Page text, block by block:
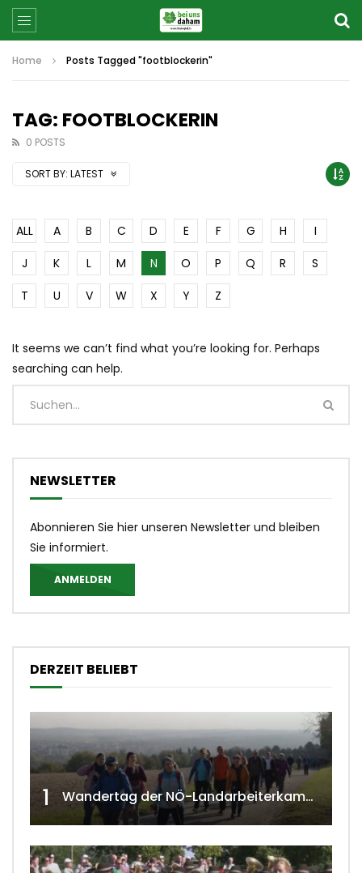
Home Posts Tagged "footblockerin"
TAG: FOOTBLOCKERIN
0 POSTS
SORT BY: LATEST
ALL A B C D E F G H
I
J
K L M N O P Q R
S
T
U V W X Y Z
It seems we can’t find what you’re looking for. Perhaps
searching can help.
NEWSLETTER
Abonnieren Sie hier unseren Newsletter und bleiben
Sie informiert.
ANMELDEN
DERZEIT BELIEBT
1 Wandertag der NÖ-Landarbeiterkammer in Hollabrunn 2024